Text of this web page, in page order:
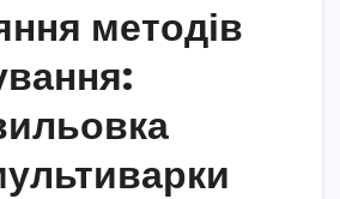
методів